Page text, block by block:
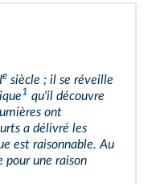
e siècle ; il se réveille
1 qu'il découvre
ont
a délivré les
est raisonnable. Au
pour une raison